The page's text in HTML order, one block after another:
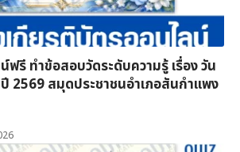
ฟรี ทำข้อสอบวัดระดับความรู้ เรื่อง วัน
2569 สมุดประชาชนอำเภอสันกำแพง